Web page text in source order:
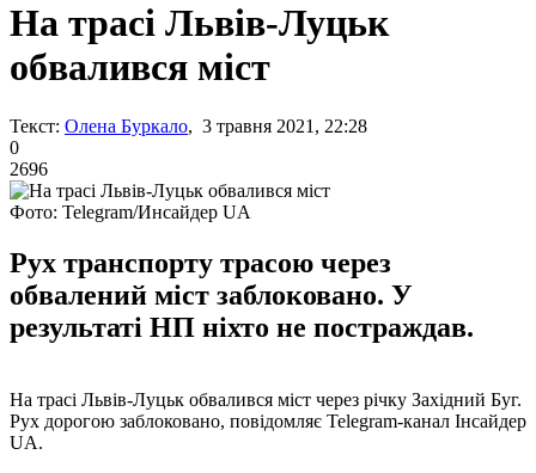
На трасі Львів-Луцьк
обвалився міст
Текст: Олена Буркало, 3 травня 2021, 22:28
0
2696
Фото: Telegram/Инсайдер UA
Рух транспорту трасою через
обвалений міст заблоковано. У
результаті НП ніхто не постраждав.
На трасі Львів-Луцьк обвалився міст через річку Західний Буг.
Рух дорогою заблоковано, повідомляє Telegram-канал Інсайдер
UA.